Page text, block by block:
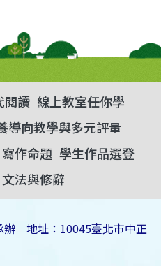
閱讀 線上教室任你學
導向教學與多元評量
寫作命題 學生作品選登
文法與修辭
辦 地址：10045臺北市中正